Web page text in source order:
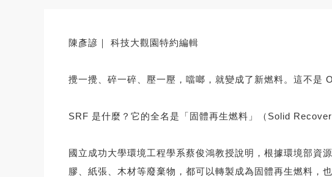
陳彥諺｜ 科技大觀園特約編輯
攪一攪、碎一碎、壓一壓，噹啷，就變成了新燃料。這不是
SRF 是什麼？它的全名是「固體再生燃料」（Solid
國立成功大學環境工程學系蔡俊鴻教授說明，根據環境部資
膠、紙張、木材等廢棄物，都可以轉製成為固體再生燃料，